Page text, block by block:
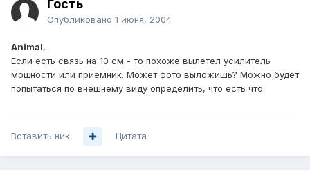
Гость
Опубликовано 1 июня, 2004
Animal,
Если есть связь на 10 см - то похоже вылетел усилитель
мощности или приемник. Может фото выложишь? Можно будет
попытаться по внешнему виду определить, что есть что.
Вставить ник Цитата